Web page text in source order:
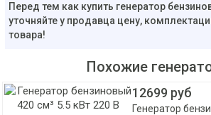
Перед тем как купить генератор
уточняйте у продавца цену,
товара!
Похожие
12699 руб
Генератор